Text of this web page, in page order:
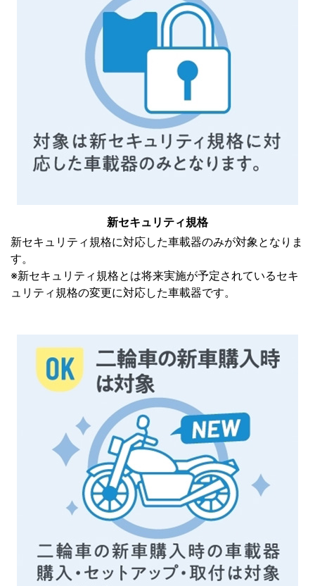
新セキュリティ規格
新セキュリティ規格に対応した車載器のみが対象となりま
す。
※新セキュリティ規格とは将来実施が予定されているセキ
ュリティ規格の変更に対応した車載器です。